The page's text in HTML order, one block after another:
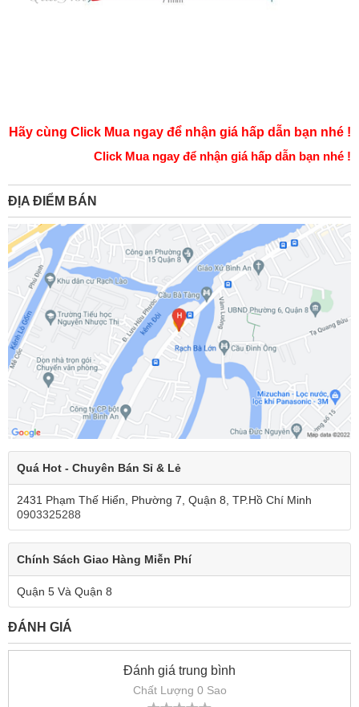
Hãy cùng Click Mua ngay để nhận giá hấp dẫn bạn nhé !
Click Mua ngay để nhận giá hấp dẫn bạn nhé !
ĐỊA ĐIỂM BÁN
Quá Hot - Chuyên Bán Sỉ & Lẻ
2431 Phạm Thế Hiển, Phường 7, Quận 8, TP.Hồ Chí Minh
0903325288
Chính Sách Giao Hàng Miễn Phí
Quận 5 Và Quận 8
ĐÁNH GIÁ
Đánh giá trung bình
Chất Lượng 0 Sao